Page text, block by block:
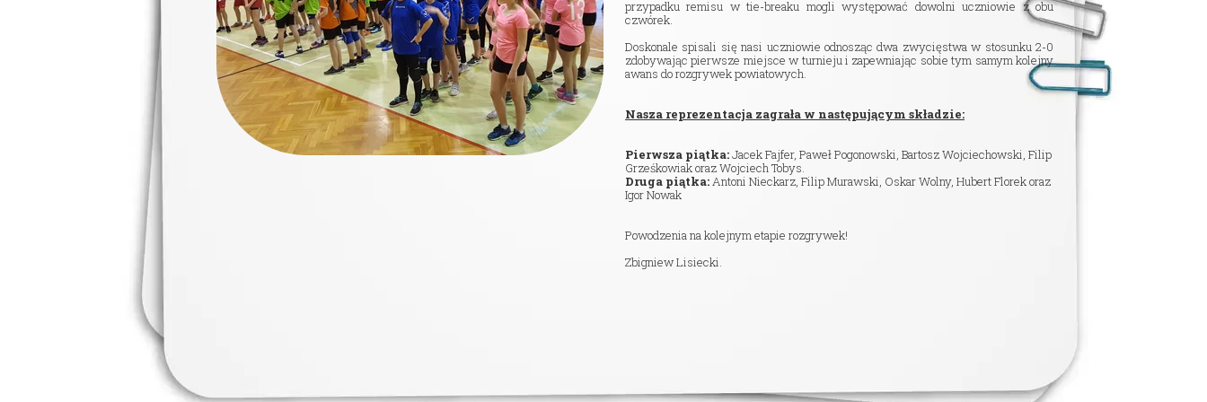
przypadku remisu w tie-breaku mogli występować dowolni uczniowie z obu
czwórek.
Doskonale spisali się nasi uczniowie odnosząc dwa zwycięstwa w stosunku 2-0
zdobywając pierwsze miejsce w turnieju i zapewniając sobie tym samym kolejny
awans do rozgrywek powiatowych.
Nasza reprezentacja zagrała w następującym składzie:
Pierwsza piątka:Jacek Fajfer, Paweł Pogonowski, Bartosz Wojciechowski, Filip
Grześkowiak oraz Wojciech Tobys.
Druga piątka:Antoni Nieckarz, Filip Murawski, Oskar Wolny, Hubert Florek oraz
Igor Nowak
Powodzenia na kolejnym etapie rozgrywek!
Zbigniew Lisiecki.
Nasza szkoła jest OK
Erasmus+ Uniwersalny Język Sztuki
Erasmus+ Przez dwujęzyczność do przyszłości
Erasmus+ Mózgi w szkole. Wiedza jest potęgą!
Nabór